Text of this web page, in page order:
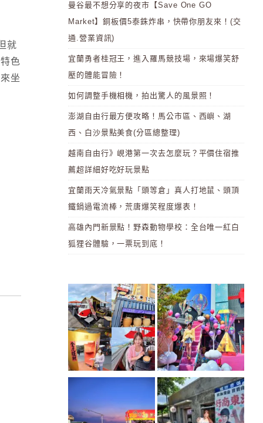
就
色
坐
曼谷最不想分享的夜市【Save One GO
Market】銅板價5泰銖炸串，快帶你朋友來！(交
通.營業資訊)
宜蘭勇者桂冠王，進入羅馬競技場，來場爆笑舒
壓的體能冒險！
如何調整手機相機，拍出驚人的風景照！
澎湖自由行最方便攻略！馬公市區、西嶼、湖
西、白沙景點美食(分區總整理)
越南自由行》峴港第一次去怎麼玩？平價住宿推
薦超詳細好吃好玩景點
宜蘭雨天冷氣景點「頭等倉」真人打地鼠、頭頂
鐵鍋過電流棒，荒唐爆笑程度爆表！
高雄內門新景點！野森動物學校：全台唯一紅白
狐狸谷體驗，一票玩到底！